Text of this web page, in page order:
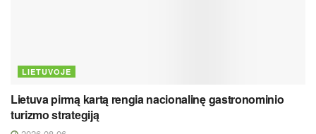
LIETUVOJE
Lietuva pirmą kartą rengia nacionalinę gastronominio
turizmo strategiją